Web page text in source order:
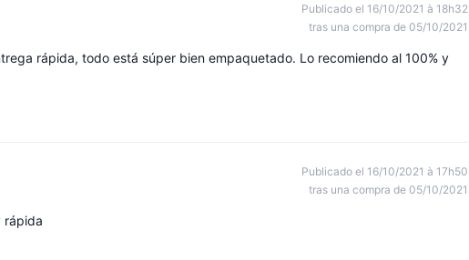
Publicado el 16/10/2021 à 18h32
tras una compra de 05/10/2021
rápida, todo está súper bien empaquetado. Lo recomiendo al 100% y
Publicado el 16/10/2021 à 17h50
tras una compra de 05/10/2021
rápida